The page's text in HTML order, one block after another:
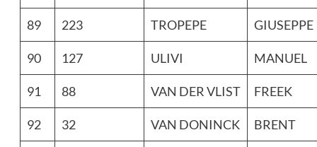
89 223 TROPEPE GIUSEPPE
90 127 ULIVI MANUEL
91 88 VAN DER VLIST FREEK
92 32 VAN DONINCK BRENT